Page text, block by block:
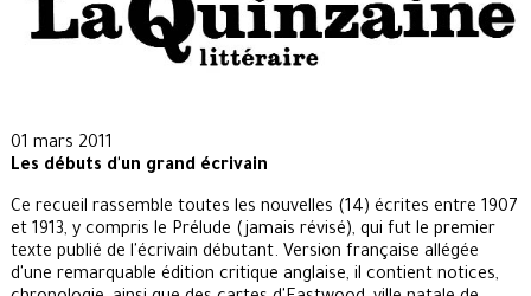
01 mars 2011
Les débuts d'un grand écrivain
Ce recueil rassemble toutes les nouvelles (14) écrites entre 1907
et 1913, y compris le Prélude (jamais révisé), qui fut le premier
texte publié de l'écrivain débutant. Version française allégée
d'une remarquable édition critique anglaise, il contient notices,